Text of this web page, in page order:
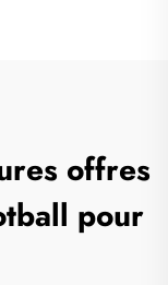
offres
pour